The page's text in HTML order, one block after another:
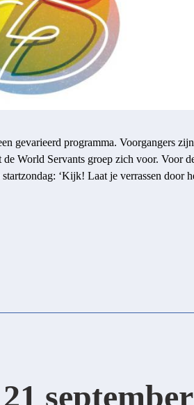
gevarieerd programma. Voorgangers
World Servants groep zich voor. Voor
‘Kijk! Laat je verrassen door
september